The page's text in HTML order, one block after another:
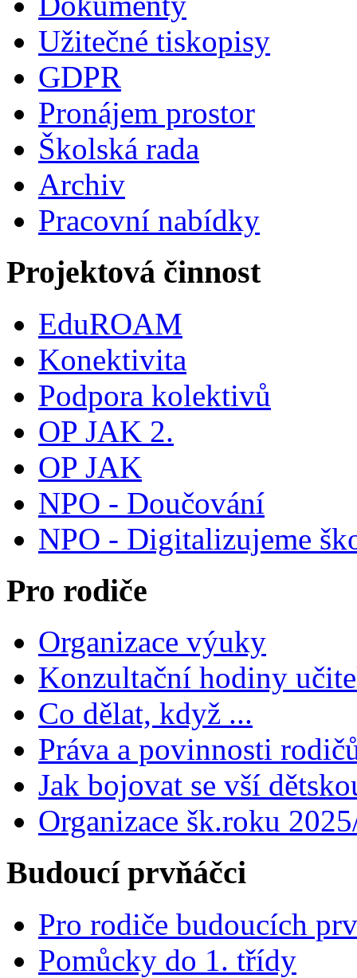
Užitečné tiskopisy
GDPR
Pronájem prostor
Školská rada
Archiv
Pracovní nabídky
Projektová činnost
EduROAM
Konektivita
Podpora kolektivů
OP JAK 2.
OP JAK
NPO - Doučování
NPO - Digitalizujeme
Pro rodiče
Organizace výuky
Konzultační hodiny
Co dělat, když ...
Práva a povinnosti
Jak bojovat se vší
Organizace šk.roku
Budoucí prvňáčci
Pro rodiče budoucích
Pomůcky do 1. třídy